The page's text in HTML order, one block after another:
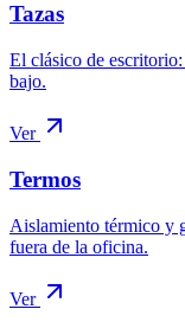
Tazas
El clásico de
bajo.
Ver
Termos
Aislamiento térmico y
fuera de la oficina.
Ver